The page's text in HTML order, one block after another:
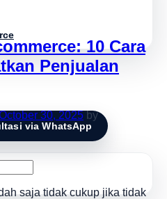
via WhatsApp
10 Cara
Penjualan
30, 2025 by
saja tidak cukup jika tidak